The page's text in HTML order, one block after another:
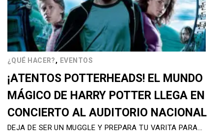
¿QUÉ HACER?, EVENTOS
¡ATENTOS POTTERHEADS! EL MUNDO
MÁGICO DE HARRY POTTER LLEGA EN
CONCIERTO AL AUDITORIO NACIONAL
DEJA DE SER UN MUGGLE Y PREPARA TU VARITA PARA…